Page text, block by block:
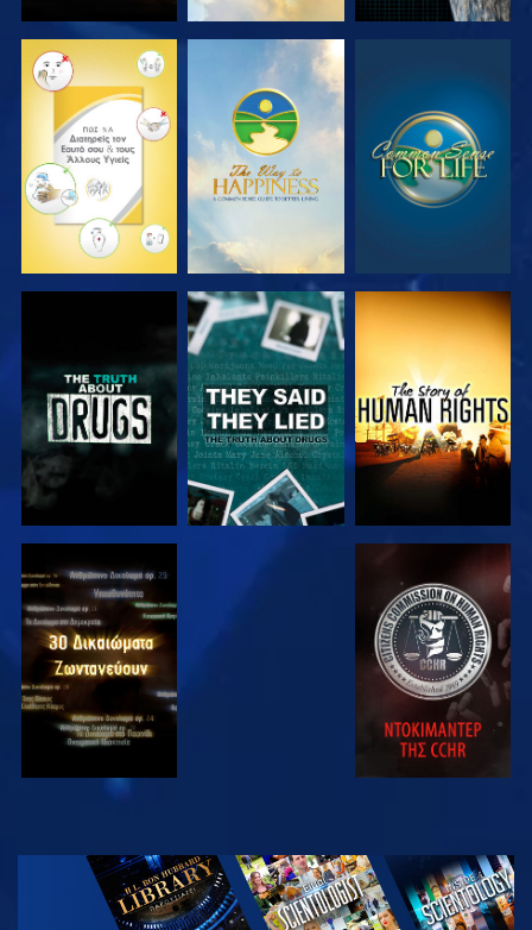
ΠΑΡΑΚΟΛΟΥΘΗΣΤΕ ΠΑΡΑΚΟΛΟΥΘΗΣΤΕ ΠΑΡΑΚΟΛΟΥΘΗΣΤΕ
ΠΑΡΑΚΟΛΟΥΘΗΣΤΕ ΠΑΡΑΚΟΛΟΥΘΗΣΤΕ ΠΑΡΑΚΟΛΟΥΘΗΣΤΕ
ΠΑΡΑΚΟΛΟΥΘΗΣΤΕ ΠΑΡΑΚΟΛΟΥΘΗΣΤΕ
ΠΑΡΑΚΟΛΟΥΘΗΣΤΕ
ΕΞΕΡΕΥΝΗΣΤΕ
ΤΗ ΣΕΙΡΑ